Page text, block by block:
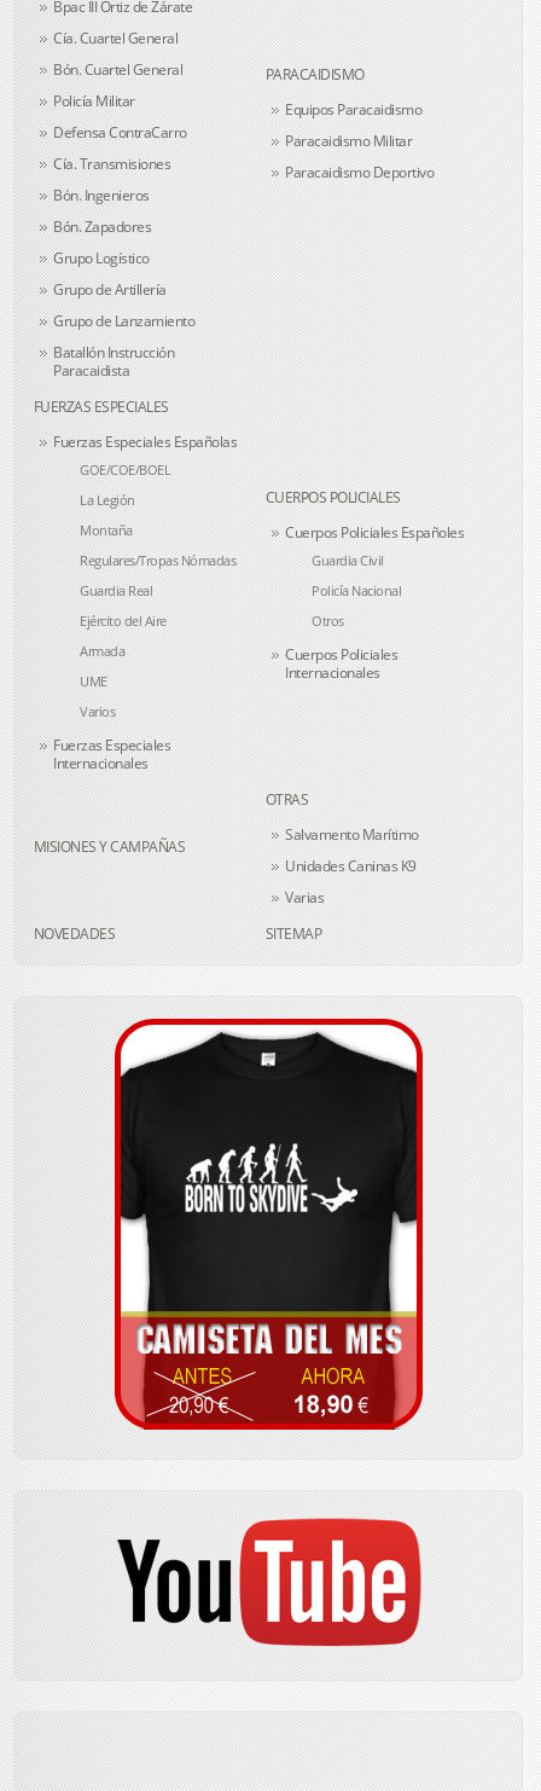
Bpac III Ortiz de Zárate
Cía. Cuartel General
Bón. Cuartel General
Policía Militar
Defensa ContraCarro
Cía. Transmisiones
Bón. Ingenieros
Bón. Zapadores
Grupo Logístico
Grupo de Artillería
Grupo de Lanzamiento
Batallón Instrucción
Paracaidista
PARACAIDISMO
Equipos Paracaidismo
Paracaidismo Militar
Paracaidismo Deportivo
FUERZAS ESPECIALES
Fuerzas Especiales Españolas
GOE/COE/BOEL
La Legión
Montaña
Regulares/Tropas Nómadas
Guardia Real
Ejército del Aire
Armada
UME
Varios
Fuerzas Especiales
Internacionales
CUERPOS POLICIALES
Cuerpos Policiales Españoles
Guardia Civil
Policía Nacional
Otros
Cuerpos Policiales
Internacionales
MISIONES Y CAMPAÑAS
OTRAS
Salvamento Marítimo
Unidades Caninas K9
Varias
NOVEDADES
SITEMAP